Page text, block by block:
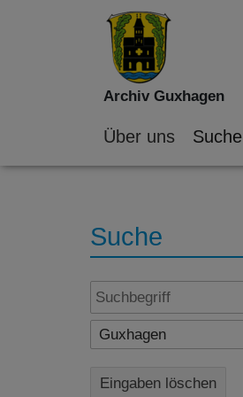
Archiv Guxhagen
Über uns Suche
Suche
Eingaben löschen